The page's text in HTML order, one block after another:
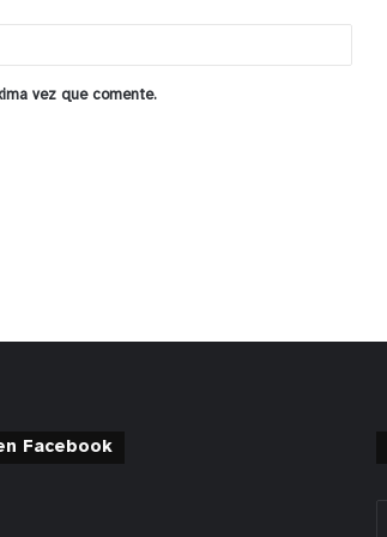
vez que comente.
Facebook